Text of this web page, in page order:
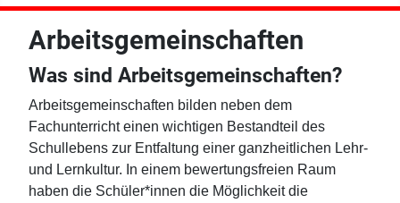
Arbeitsgemeinschaften
Was sind Arbeitsgemeinschaften?
Arbeitsgemeinschaften bilden neben dem
Fachunterricht einen wichtigen Bestandteil des
Schullebens zur Entfaltung einer ganzheitlichen Lehr-
und Lernkultur. In einem bewertungsfreien Raum
haben die Schüler*innen die Möglichkeit die